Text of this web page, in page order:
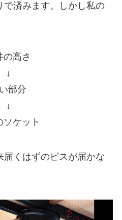
で済みます。しかし私の
の高さ
↓
部分
↓
ソケット
届くはずのビスが届かな